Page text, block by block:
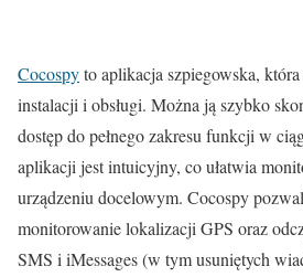
Cocospyto aplikacja szpiegowska,
instalacji i obsługi. Można ją szybko
dostęp do pełnego zakresu funkcji w
aplikacji jest intuicyjny, co ułatwia
urządzeniu docelowym. Cocospy
monitorowanie lokalizacji GPS oraz
SMS i iMessages (w tym usuniętych